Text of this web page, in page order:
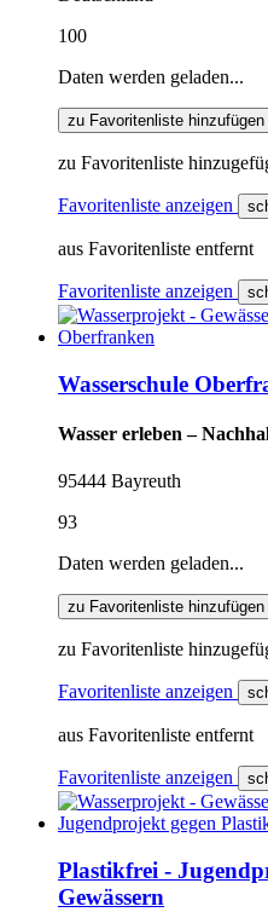
100
Daten werden geladen...
zu Favoritenliste hinzufügen
zu Favoritenliste
Favoritenliste anzeigen
aus Favoritenliste entfernt
Favoritenliste anzeigen
Wasserschule
Wasser erleben –
95444 Bayreuth
93
Daten werden geladen...
zu Favoritenliste hinzufügen
zu Favoritenliste
Favoritenliste anzeigen
aus Favoritenliste entfernt
Favoritenliste anzeigen
Plastikfrei -
Gewässern